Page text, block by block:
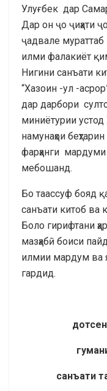
Улуғбек дар
Дар он ҷо ҷиҳати
ҷадвале
илми фалакиёт
Нигини санъати
“Хазоин -ул -
дар дарбори
миниётурии
намунаҳои
фарҳанги
мебошанд.
Бо таассуф бояд
санъати китоб ва
Боло гирифтани
мазҳабӣ боиси
илмии мардум ва
гардид.
санъати